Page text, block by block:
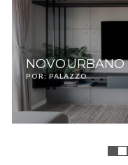
NOVO URBANO
POR: PALAZZO